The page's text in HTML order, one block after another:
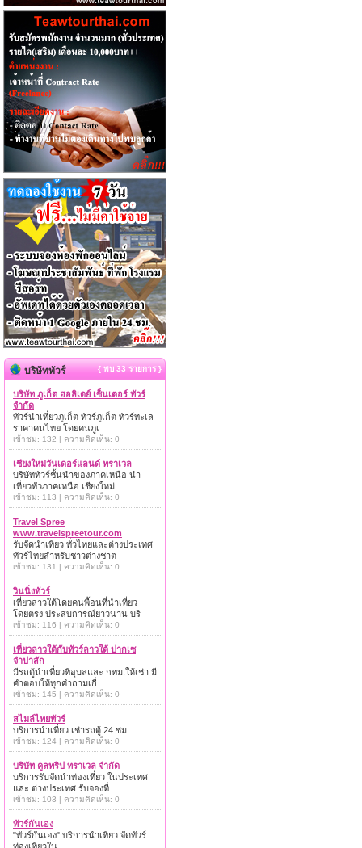
บริษัททัวร์ { พบ 33 รายการ }
บริษัท ภูเก็ต ฮอลิเดย์ เซ็นเตอร์ ทัวร์
จำกัด
ทัวร์นำเที่ยวภูเก็ต ทัวร์ภูเก็ต ทัวร์ทะเล
ราคาคนไทย โดยคนภูเ
เข้าชม: 132 | ความคิดเห็น: 0
เชียงใหม่วันเดอร์แลนด์ ทราเวล
บริษัททัวร์ชั้นนำของภาคเหนือ นำ
เที่ยวทั่วภาคเหนือ เชียงใหม่
เข้าชม: 113 | ความคิดเห็น: 0
Travel Spree
www.travelspreetour.com
รับจัดนำเที่ยว ทั่วไทยและต่างประเทศ
ทัวร์ไทยสำหรับชาวต่างชาต
เข้าชม: 131 | ความคิดเห็น: 0
วินนิ่งทัวร์
เที่ยวลาวใต้โดยคนพื้อนที่นำเที่ยว
โดยตรง ประสบการณ์ยาวนาน บริ
เข้าชม: 116 | ความคิดเห็น: 0
เที่ยวลาวใต้กับทัวร์ลาวใต้ ปากเซ
จำปาสัก
มีรถตู้นำเที่ยวที่อุบลและ กทม.ให้เช่า มี
คำตอบให้ทุกคำถามเกี่
เข้าชม: 145 | ความคิดเห็น: 0
สไมล์ไทยทัวร์
บริการนำเที่ยว เช่ารถตู้ 24 ชม.
เข้าชม: 124 | ความคิดเห็น: 0
บริษัท คูลทริป ทราเวล จำกัด
บริการรับจัดนำท่องเที่ยว ในประเทศ
และ ต่างประเทศ รับจองที่
เข้าชม: 103 | ความคิดเห็น: 0
ทัวร์กันเอง
"ทัวร์กันเอง" บริการนำเที่ยว จัดทัวร์